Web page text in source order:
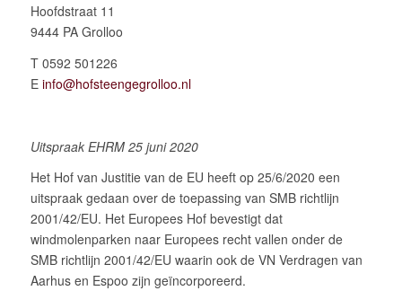
Hoofdstraat 11
9444 PA Grolloo
T 0592 501226
E info@hofsteengegrolloo.nl
Uitspraak EHRM 25 juni 2020
Het Hof van Justitie van de EU heeft op 25/6/2020 een
uitspraak gedaan over de toepassing van SMB richtlijn
2001/42/EU. Het Europees Hof bevestigt dat
windmolenparken naar Europees recht vallen onder de
SMB richtlijn 2001/42/EU waarin ook de VN Verdragen van
Aarhus en Espoo zijn geïncorporeerd.